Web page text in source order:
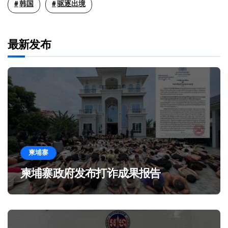
韩国 驱逐出境
最新发布
柬埔寨
柬埔寨政府发布打诈成果报告